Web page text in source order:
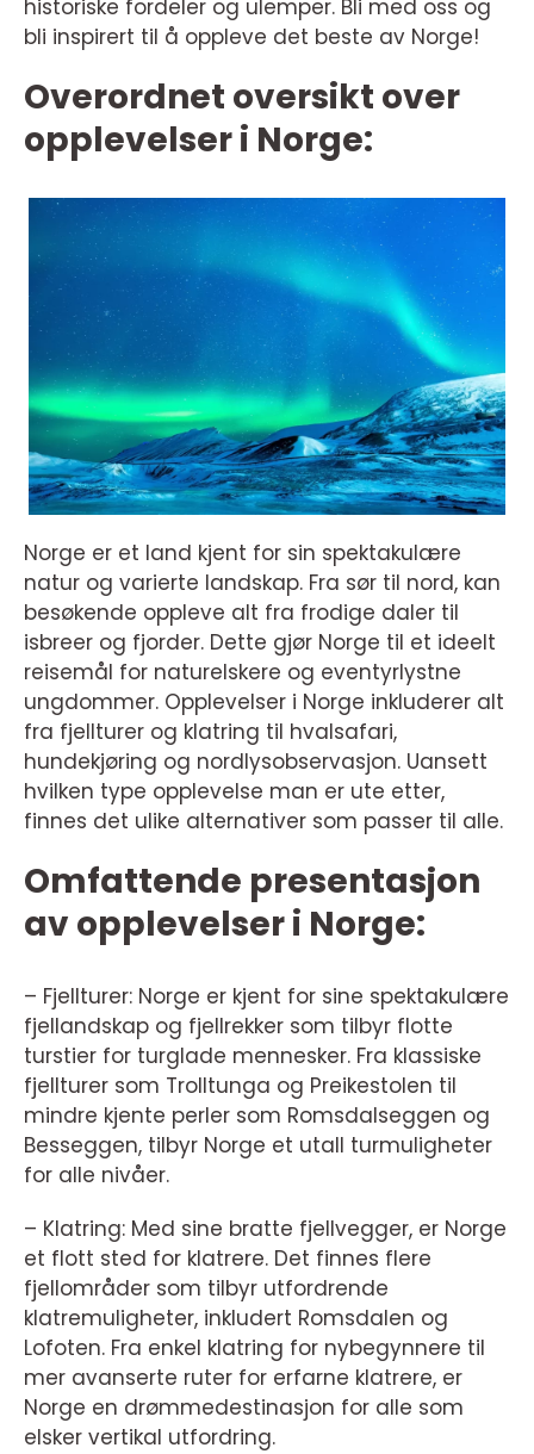
historiske fordeler og ulemper. Bli med oss og
bli inspirert til å oppleve det beste av Norge!
Overordnet oversikt over
opplevelser i Norge:
Norge er et land kjent for sin spektakulære
natur og varierte landskap. Fra sør til nord, kan
besøkende oppleve alt fra frodige daler til
isbreer og fjorder. Dette gjør Norge til et ideelt
reisemål for naturelskere og eventyrlystne
ungdommer. Opplevelser i Norge inkluderer alt
fra fjellturer og klatring til hvalsafari,
hundekjøring og nordlysobservasjon. Uansett
hvilken type opplevelse man er ute etter,
finnes det ulike alternativer som passer til alle.
Omfattende presentasjon
av opplevelser i Norge:
– Fjellturer: Norge er kjent for sine spektakulære
fjellandskap og fjellrekker som tilbyr flotte
turstier for turglade mennesker. Fra klassiske
fjellturer som Trolltunga og Preikestolen til
mindre kjente perler som Romsdalseggen og
Besseggen, tilbyr Norge et utall turmuligheter
for alle nivåer.
– Klatring: Med sine bratte fjellvegger, er Norge
et flott sted for klatrere. Det finnes flere
fjellområder som tilbyr utfordrende
klatremuligheter, inkludert Romsdalen og
Lofoten. Fra enkel klatring for nybegynnere til
mer avanserte ruter for erfarne klatrere, er
Norge en drømmedestinasjon for alle som
elsker vertikal utfordring.